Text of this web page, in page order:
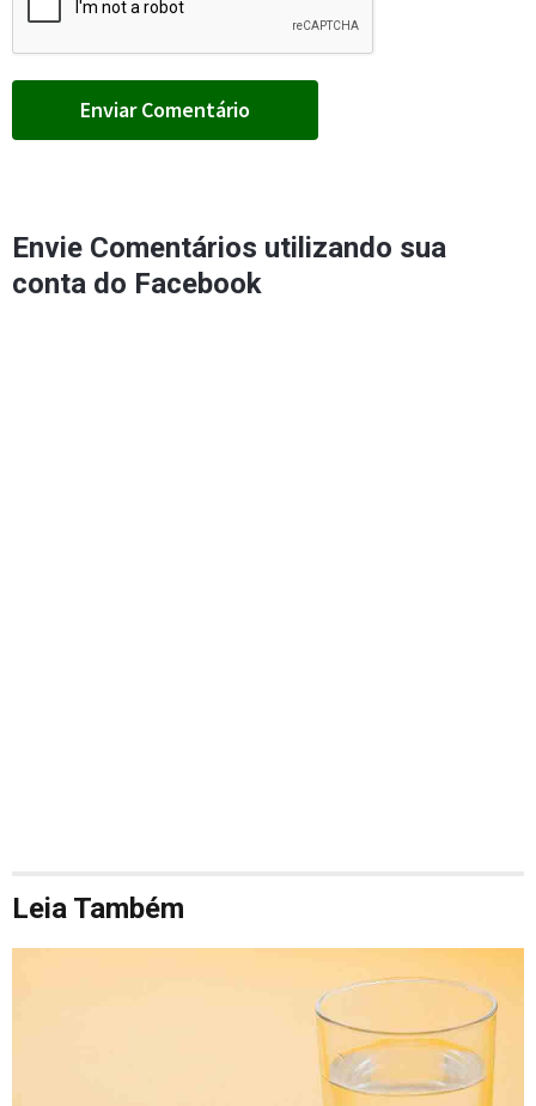
Envie Comentários utilizando sua
conta do Facebook
Leia Também